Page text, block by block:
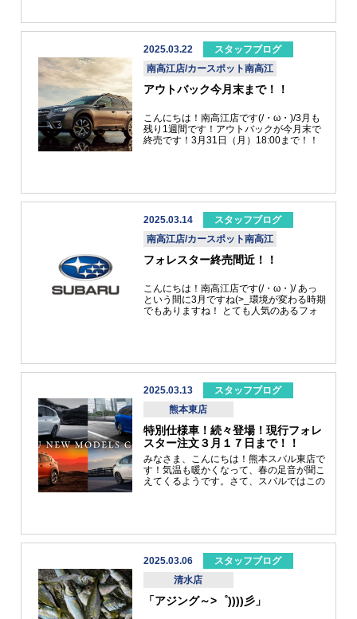
ドを紹介させていただきます。 まずは、
す！！ こちらのグレードは、先進性と上
質感が際立つストロングハイブリッドモデ
ルとなっております。 続いては、X-
BREAK S:HEV/X-BREAK S:HEV EX で
す！！ こちらのグレードは、撥水機能な
ロングハイブリッドモデルとなっておりま
す。最後に、SPORT/SPORT EX です！！
こちらのグレードは、力強く爽快な走りと
洗練されたブロンズアクセントが魅力のタ
が見つかること間違いなしです！！！試乗
車も、S:HEVモデルと、ターボモデルの２
種類、ご準備しております！！ぜひこの機
会に新しいフォレスターを体感してみませ
んか？？？皆様のご来店、スタッフ一同心
2025.03.22
スタッフブログ
南高江店/カースポット南高江
アウトバック今月末まで！！
こんにちは！南高江店です(/・ω・)/3月も
残り1週間です！アウトバックが今月末で
終売です！3月31日（月）18:00まで！！
ませんか？？心よりお待ちしております
2025.03.14
スタッフブログ
南高江店/カースポット南高江
フォレスター終売間近！！
こんにちは！南高江店です(/・ω・)/ あっ
という間に3月ですね(>_環境が変わる時期
でもありますね！ とても人気のあるフォ
ご相談ください！！ご来店お待ちしており
2025.03.13
スタッフブログ
熊本東店
特別仕様車！続々登場！現行フォレ
スター注文３月１７日まで！！
みなさま、こんにちは！熊本スバル東店で
す！気温も暖かくなって、春の足音が聞こ
えてくるようです。さて、スバルではこの
スマートでスポーティな特別仕様車！これ
い特別仕様車ならではの装備が備わってい
ます！また、内容によっては通常モデルに
比べてお得な価格設定になっている場合も
あります！詳しくは店舗スタッフまでお気
軽にお問い合わせください！また、たくさ
2025.03.06
スタッフブログ
清水店
「アジング～>゜))))彡」